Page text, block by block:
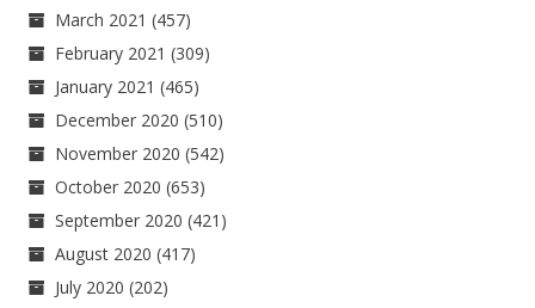
March 2021 (457)
February 2021 (309)
January 2021 (465)
December 2020 (510)
November 2020 (542)
October 2020 (653)
September 2020 (421)
August 2020 (417)
July 2020 (202)